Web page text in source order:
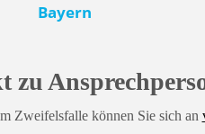
Bayern
zu
Zweifelsfalle können Sie sich an